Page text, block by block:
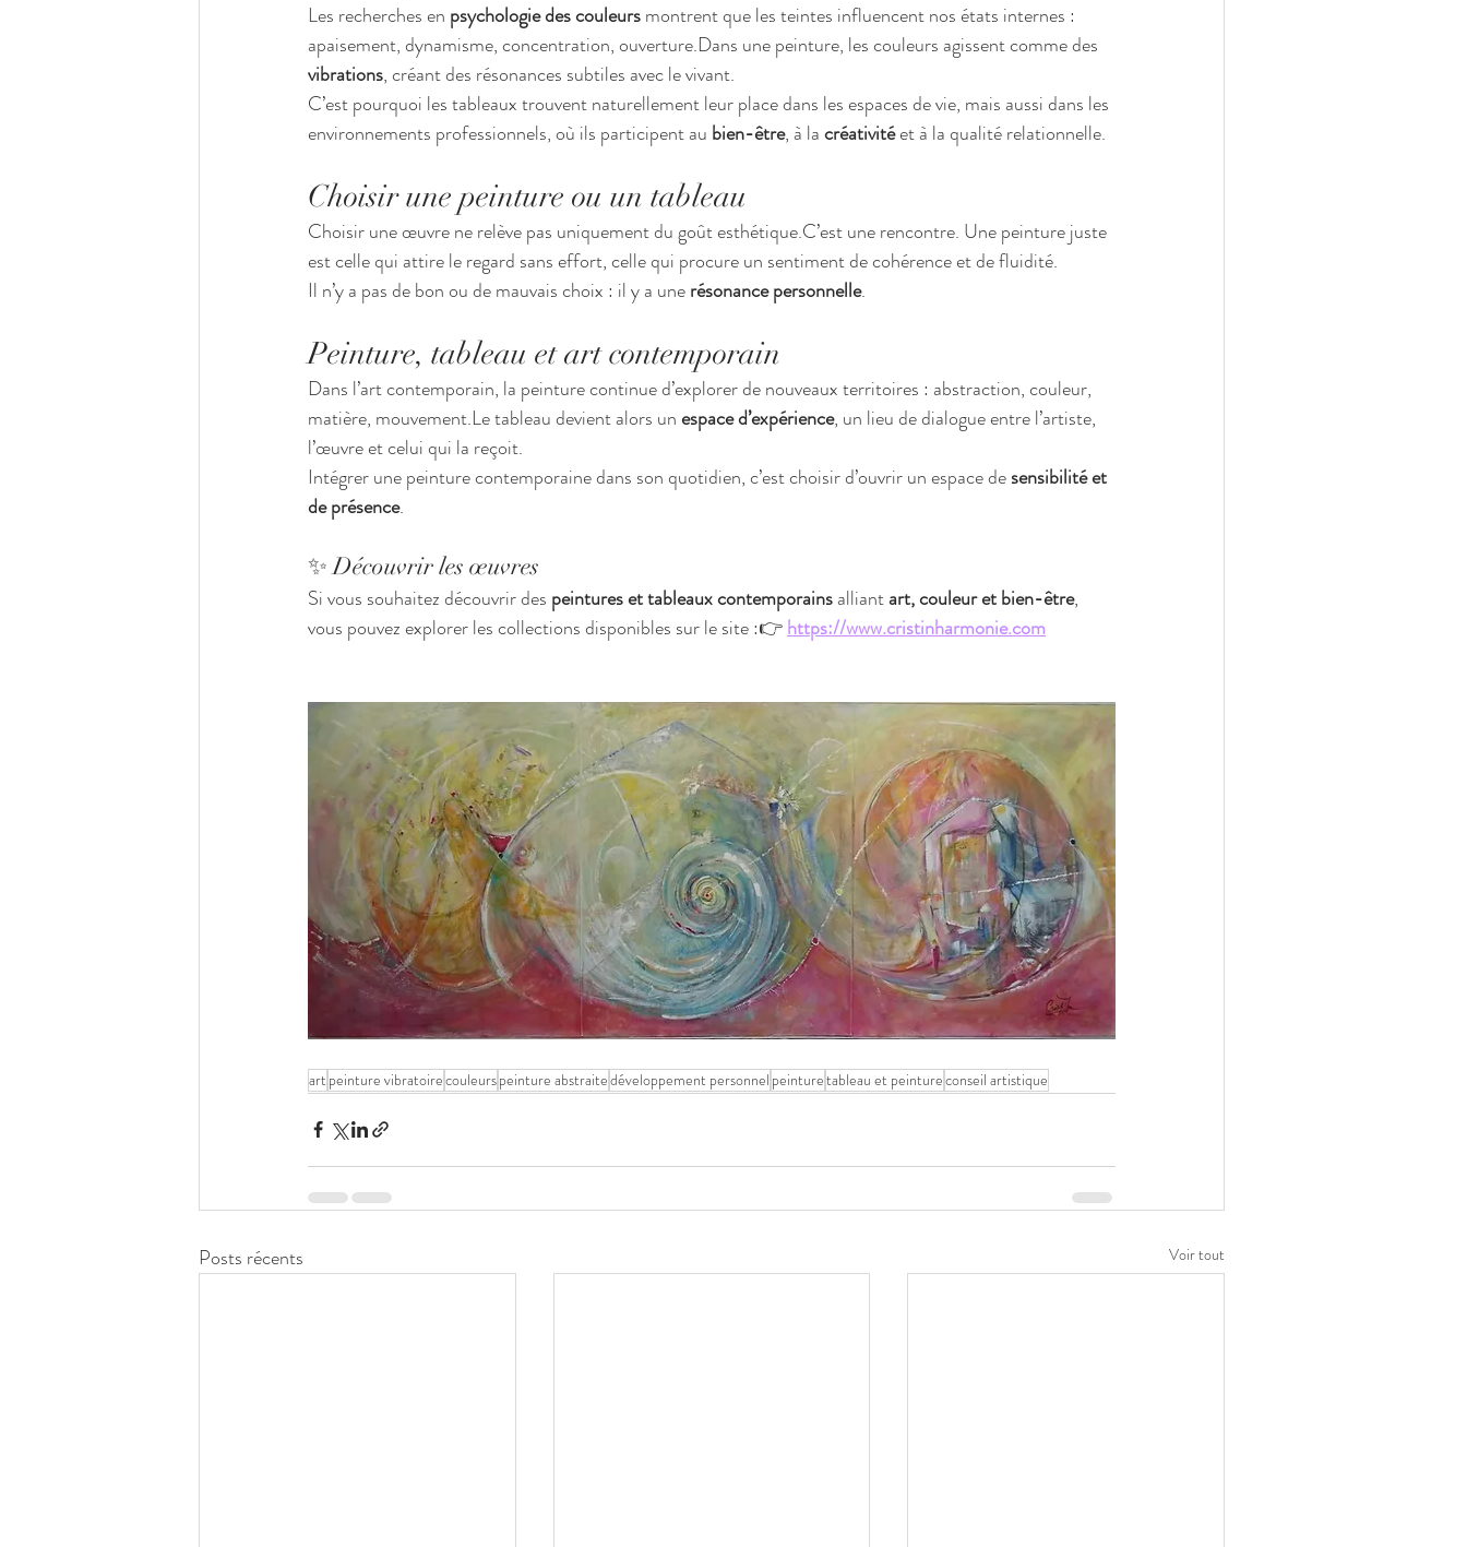
Plonger dans l’univers de la
techniques et décoration
peinture abstraite
Crist'In
Les recherches en psychologie des couleurs montrent que les teintes influencent nos états internes :
apaisement, dynamisme, concentration, ouverture.Dans une peinture, les couleurs agissent comme des
vibrations, créant des résonances subtiles avec le vivant.
C’est pourquoi les tableaux trouvent naturellement leur place dans les espaces de vie, mais aussi dans les
environnements professionnels, où ils participent au bien-être, à la créativité et à la qualité relationnelle.
Choisir une peinture ou un tableau
Choisir une œuvre ne relève pas uniquement du goût esthétique.C’est une rencontre. Une peinture juste
est celle qui attire le regard sans effort, celle qui procure un sentiment de cohérence et de fluidité.
Il n’y a pas de bon ou de mauvais choix : il y a une résonance personnelle.
Peinture, tableau et art contemporain
Dans l’art contemporain, la peinture continue d’explorer de nouveaux territoires : abstraction, couleur,
matière, mouvement.Le tableau devient alors un espace d’expérience, un lieu de dialogue entre l’artiste,
l’œuvre et celui qui la reçoit.
Intégrer une peinture contemporaine dans son quotidien, c’est choisir d’ouvrir un espace de sensibilité et
de présence.
✨ Découvrir les œuvres
Si vous souhaitez découvrir des peintures et tableaux contemporains alliant art, couleur et bien-être,
vous pouvez explorer les collections disponibles sur le site :👉 https://www.cristinharmonie.com
art peinture vibratoirecouleurspeinture abstraitedéveloppement personnel peinturetableau et peintureconseil artistique
Posts récents Voir tout